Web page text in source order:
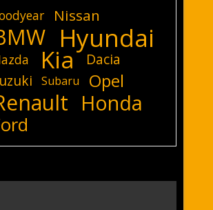
Nissan
Hyundai
Kia
Dacia
Subaru Opel
Honda